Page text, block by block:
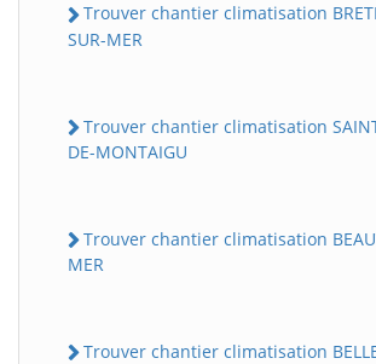
Trouver chantier climatisation
SUR-MER
Trouver chantier climatisation
DE-MONTAIGU
Trouver chantier climatisation
MER
Trouver chantier climatisation